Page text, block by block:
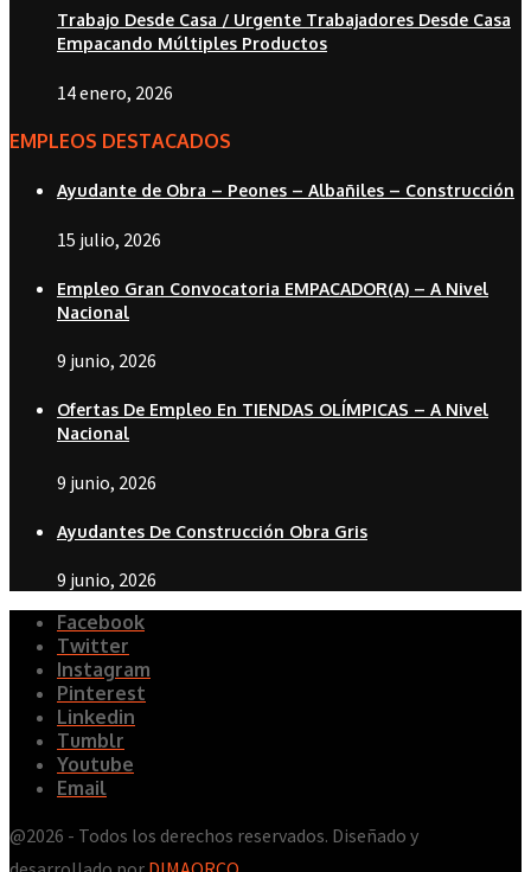
Trabajo Desde Casa / Urgente Trabajadores Desde Casa
Empacando Múltiples Productos
14 enero, 2026
EMPLEOS DESTACADOS
Ayudante de Obra – Peones – Albañiles – Construcción
15 julio, 2026
Empleo Gran Convocatoria EMPACADOR(A) – A Nivel
Nacional
9 junio, 2026
Ofertas De Empleo En TIENDAS OLÍMPICAS – A Nivel
Nacional
9 junio, 2026
Ayudantes De Construcción Obra Gris
9 junio, 2026
Facebook
Twitter
Instagram
Pinterest
Linkedin
Tumblr
Youtube
Email
@2026 - Todos los derechos reservados. Diseñado y